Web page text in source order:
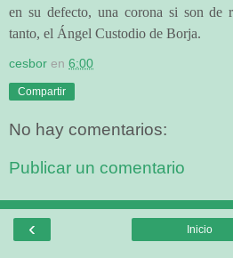
en su defecto, una corona si son de
tanto, el Ángel Custodio de Borja.
cesbor en 6:00
Compartir
No hay comentarios:
Publicar un comentario
‹ Inicio